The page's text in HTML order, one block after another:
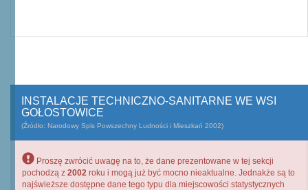
INSTALACJE TECHNICZNO-SANITARNE WE WSI
GOŁOSTOWICE
(Źródło: Narodowy Spis Powszechny Ludności i Mieszkań 2002)
Proszę zwrócić uwagę na to, że dane prezentowane w tej sekcji
pochodzą z 2002 roku i mogą już być mocno nieaktualne. Jednakże są to
najświeższe dostępne dane tego typu dla miejscowości statystycznych